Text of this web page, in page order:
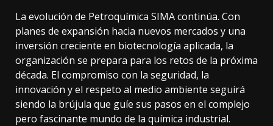
La evolución de Petroquímica SIMA continúa. Con
planes de expansión hacia nuevos mercados y una
inversión creciente en biotecnología aplicada, la
organización se prepara para los retos de la próxima
década. El compromiso con la seguridad, la
innovación y el respeto al medio ambiente seguirá
siendo la brújula que guíe sus pasos en el complejo
pero fascinante mundo de la química industrial.